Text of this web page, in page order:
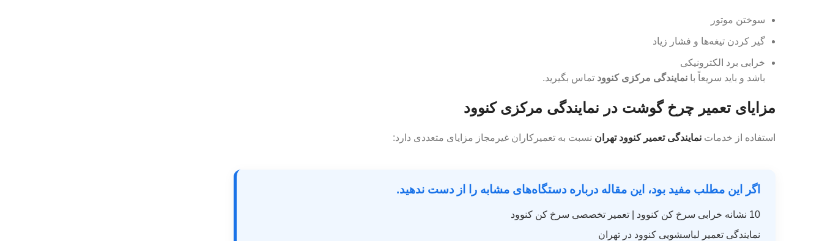
سوختن موتور
گیر کردن تیغه‌ها و فشار زیاد
خرابی برد الکترونیکی
باشد و باید سریعاً با نمایندگی مرکزی کنوود تماس بگیرید.
مزایای تعمیر چرخ گوشت در نمایندگی مرکزی کنوود
استفاده از خدمات نمایندگی تعمیر کنوود تهران نسبت به تعمیرکاران غیرمجاز مزایای متعددی دارد:
اگر این مطلب مفید بود، این مقاله درباره دستگاه‌های مشابه را از دست ندهید.
10 نشانه خرابی سرخ کن کنوود | تعمیر تخصصی سرخ کن کنوود
نمایندگی تعمیر لباسشویی کنوود در تهران